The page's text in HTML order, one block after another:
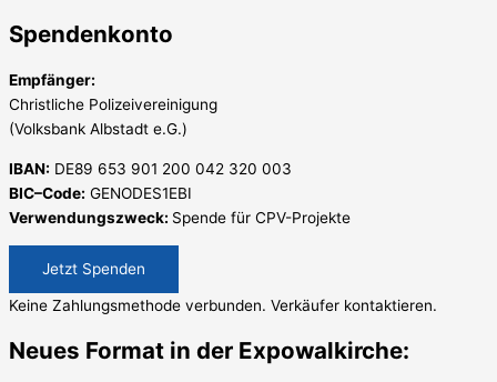
Spendenkonto
Empfänger:
Christliche Polizeivereinigung
(Volksbank Albstadt e.G.)
IBAN: DE89 653 901 200 042 320 003
BIC–Code: GENODES1EBI
Verwendungszweck: Spende für CPV-Projekte
Jetzt Spenden
Keine Zahlungsmethode verbunden. Verkäufer kontaktieren.
Neues Format in der Expowalkirche: